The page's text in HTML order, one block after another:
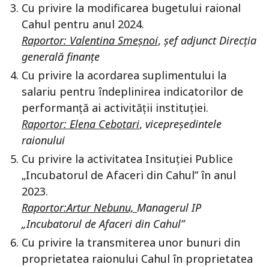
Cu privire la modificarea bugetului raional
Cahul pentru anul 2024.
Raportor: Valentina Smeșnoi, șef adjunct Direcția
generală finanțe
Cu privire la acordarea suplimentului la
salariu pentru îndeplinirea indicatorilor de
performanță ai activității instituției.
Raportor: Elena Cebotari, vicepreședintele
raionului
Cu privire la activitatea Insituției Publice
„Incubatorul de Afaceri din Cahul” în anul
2023.
Raportor:Artur Nebunu, Managerul IP
„Incubatorul de Afaceri din Cahul”
Cu privire la transmiterea unor bunuri din
proprietatea raionului Cahul în proprietatea